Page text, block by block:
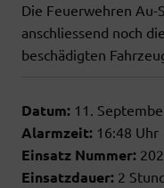
Die Feuerwehren Au-
anschliessend noch
beschädigten
Datum: 11.
Alarmzeit: 16:48 Uhr
Einsatz Nummer:
Einsatzdauer: 2